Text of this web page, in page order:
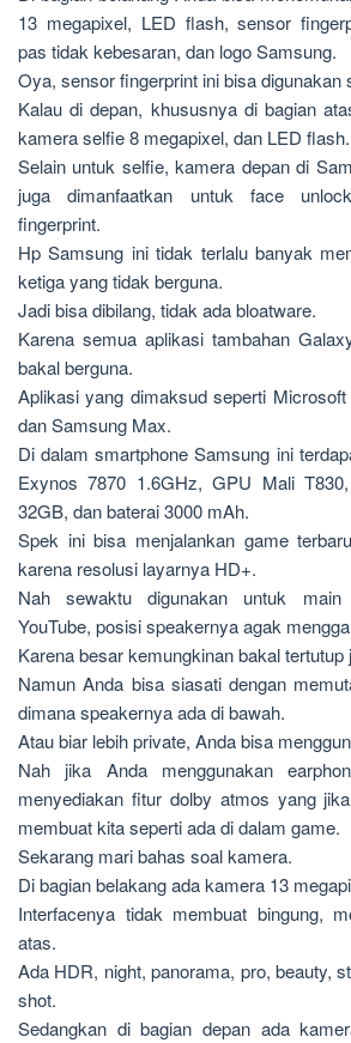
13 megapixel, LED flash, sensor
pas tidak kebesaran, dan logo Samsung.
Oya, sensor fingerprint ini bisa digunakan
Kalau di depan, khususnya di bagian
kamera selfie 8 megapixel, dan LED flash.
Selain untuk selfie, kamera depan di
juga dimanfaatkan untuk face
fingerprint.
Hp Samsung ini tidak terlalu banyak
ketiga yang tidak berguna.
Jadi bisa dibilang, tidak ada bloatware.
Karena semua aplikasi tambahan
bakal berguna.
Aplikasi yang dimaksud seperti
dan Samsung Max.
Di dalam smartphone Samsung ini
Exynos 7870 1.6GHz, GPU Mali
32GB, dan baterai 3000 mAh.
Spek ini bisa menjalankan game
karena resolusi layarnya HD+.
Nah sewaktu digunakan untuk
YouTube, posisi speakernya agak
Karena besar kemungkinan bakal tertutup
Namun Anda bisa siasati dengan
dimana speakernya ada di bawah.
Atau biar lebih private, Anda bisa
Nah jika Anda menggunakan
menyediakan fitur dolby atmos yang
membuat kita seperti ada di dalam game.
Sekarang mari bahas soal kamera.
Di bagian belakang ada kamera 13
Interfacenya tidak membuat bingung,
atas.
Ada HDR, night, panorama, pro, beauty,
shot.
Sedangkan di bagian depan ada